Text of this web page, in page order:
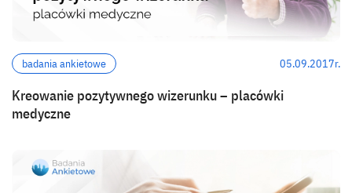
badania ankietowe 05.09.2017r.
Kreowanie pozytywnego wizerunku – placówki
medyczne